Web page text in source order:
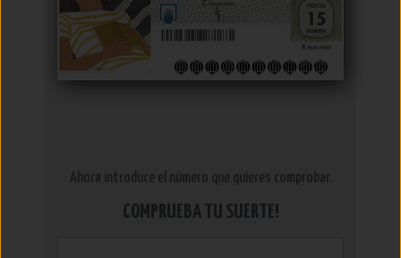
Ahora introduce el número que quieres comprobar.
COMPRUEBA TU SUERTE!